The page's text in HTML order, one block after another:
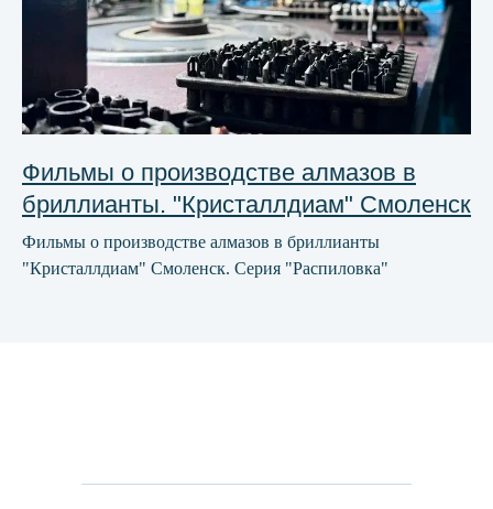
Фильмы о производстве алмазов в
бриллианты. "Кристаллдиам" Смоленск
Фильмы о производстве алмазов в бриллианты
"Кристаллдиам" Смоленск. Серия "Распиловка"